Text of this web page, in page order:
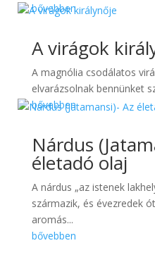
bővebben
A virágok
A magnólia csodálatos
elvarázsolnak bennünket
bővebben
Nárdus
életadó olaj
A nárdus „az istenek
származik, és évezredek
aromás...
bővebben